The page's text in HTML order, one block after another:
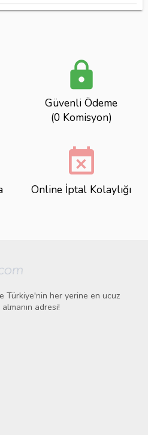
lock
Güvenli Ödeme
(0 Komisyon)
event_busy
Online İptal Kolaylığı
Türkiye'nin her yerine en ucuz
adresi!